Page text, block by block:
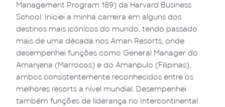
Management Program 189) da Harvard Business
School. Iniciei a minha carreira em alguns dos
destinos mais icónicos do mundo, tendo passado
mais de uma década nos Aman Resorts, onde
desempenhei funções como General Manager do
Amanjena (Marrocos) e do Amanpulo (Filipinas),
ambos consistentemente reconhecidos entre os
melhores resorts a nível mundial. Desempenhei
também funções de liderança no Intercontinental